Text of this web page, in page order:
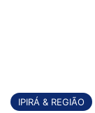
IPIRÁ & REGIÃO